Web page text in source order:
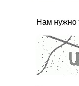
Нам нужно